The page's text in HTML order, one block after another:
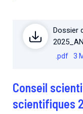
Dossier
.pdf 3
Conseil
scientifiques